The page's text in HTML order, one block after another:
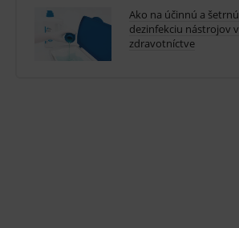
Ako na účinnú a šetrnú
dezinfekciu nástrojov v
zdravotníctve